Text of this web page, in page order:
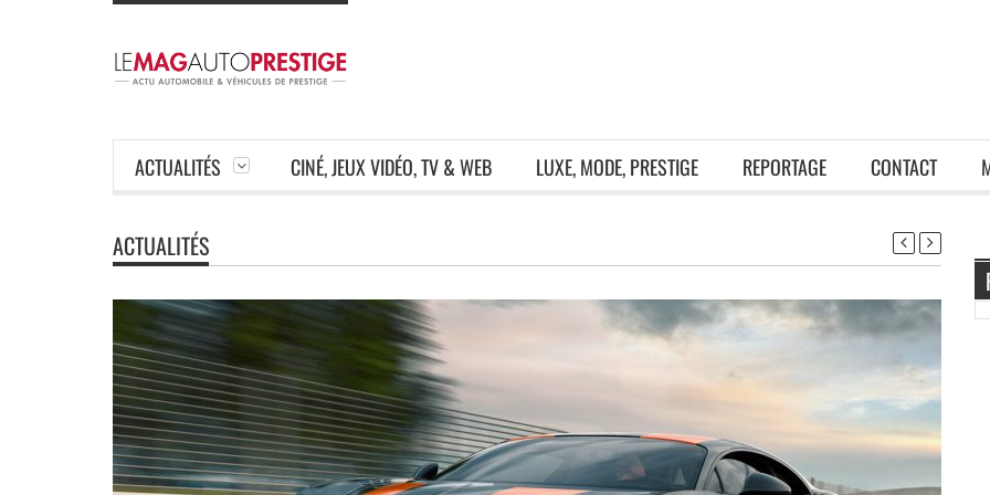
ACTUALITÉS CINÉ, JEUX VIDÉO, TV & WEB LUXE, MODE, PRESTIGE REPORTAGE CONTACT
ACTUALITÉS